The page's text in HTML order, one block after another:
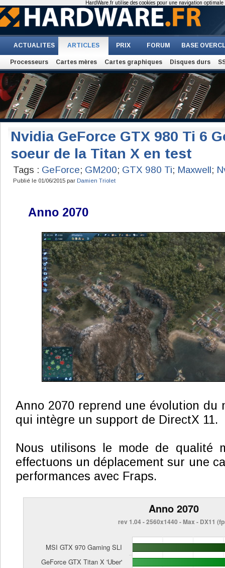
ACTUALITES ARTICLES PRIX FORUM BASE
Processeurs Cartes mères Cartes graphiques Disques durs
Nvidia GeForce GTX 980 Ti 6
soeur de la Titan X en test
Tags : GeForce; GM200; GTX 980 Ti; Maxwell;
Publié le 01/06/2015 par Damien Triolet
Anno 2070
Anno 2070 reprend une évolution du
qui intègre un support de DirectX 11.
Nous utilisons le mode de qualité
effectuons un déplacement sur une
performances avec Fraps.
HardWare.fr utilise des cookies pour une navigation